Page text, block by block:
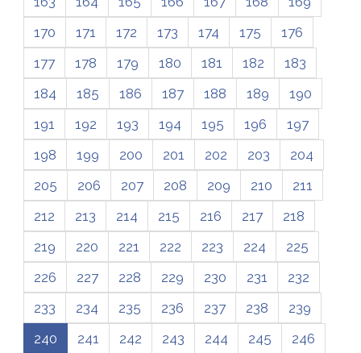
170
171 172 173 174 175
176
177
178 179 180 181 182
183
184
185 186 187 188 189
190
191
192 193 194 195 196
197
198
199 200 201 202 203
204
205
206 207 208 209 210
211
212
213 214 215 216 217
218
219
220 221 222 223 224
225
226
227 228 229 230 231
232
233
234 235 236 237 238
239
240
241 242 243 244 245
246